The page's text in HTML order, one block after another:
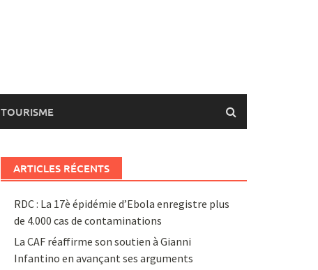
TOURISME
ARTICLES RÉCENTS
RDC : La 17è épidémie d’Ebola enregistre plus
de 4.000 cas de contaminations
La CAF réaffirme son soutien à Gianni
Infantino en avançant ses arguments